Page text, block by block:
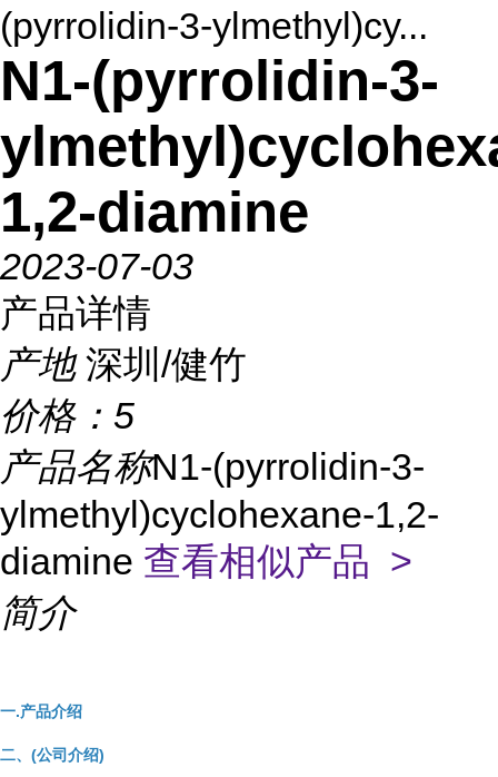
(pyrrolidin-3-ylmethyl)cy...
N1-(pyrrolidin-3-
1,2-diamine
2023-07-03
产品详情
产地 深圳/健竹
价格： 5
产品名称N1-(pyrrolidin-3-
ylmethyl)cyclohexane-1,2-
diamine 查看相似产品 >
简介
一.产品介绍
二、(公司介绍)